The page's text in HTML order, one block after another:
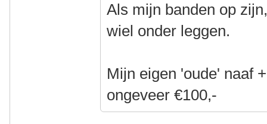
Als mijn banden op
wiel onder leggen.
Mijn eigen 'oude' naaf
ongeveer €100,-